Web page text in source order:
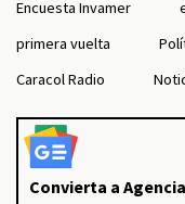
Encuesta Invamer
primera vuelta
Caracol Radio
Convierta a